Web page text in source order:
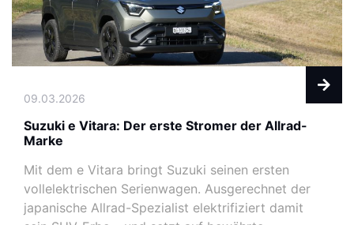
09.03.2026
Suzuki e Vitara: Der erste Stromer der Allrad-
Marke
Mit dem e Vitara bringt Suzuki seinen ersten
vollelektrischen Serienwagen. Ausgerechnet der
japanische Allrad-Spezialist elektrifiziert damit